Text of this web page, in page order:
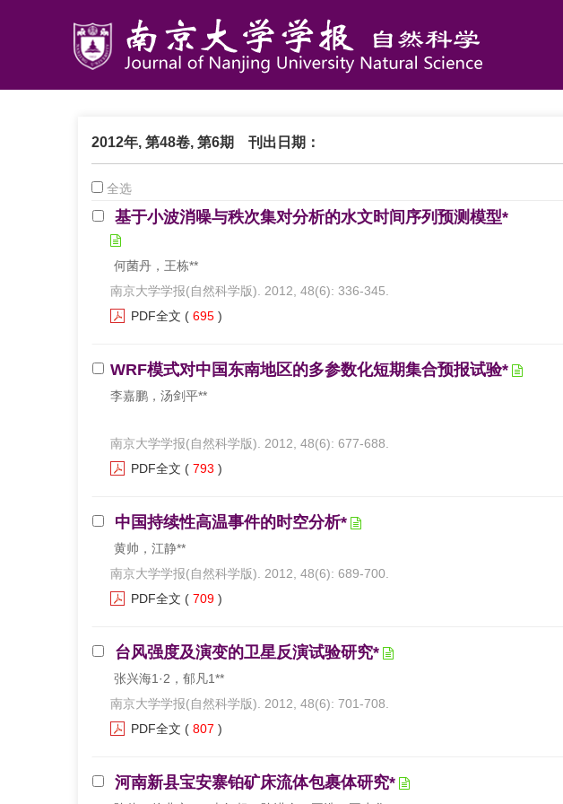
2012年, 第48卷, 第6期 刊出日期：
全选
基于小波消噪与秩次集对分析的水文时间序列预测模型*
何菌丹，王栋**
南京大学学报(自然科学版). 2012, 48(6): 336-345.
PDF全文 ( 695 )
WRF模式对中国东南地区的多参数化短期集合预报试验*
李嘉鹏，汤剑平**
南京大学学报(自然科学版). 2012, 48(6): 677-688.
PDF全文 ( 793 )
中国持续性高温事件的时空分析*
黄帅，江静**
南京大学学报(自然科学版). 2012, 48(6): 689-700.
PDF全文 ( 709 )
台风强度及演变的卫星反演试验研究*
张兴海1·2，郁凡1**
南京大学学报(自然科学版). 2012, 48(6): 701-708.
PDF全文 ( 807 )
河南新县宝安寨铂矿床流体包裹体研究*